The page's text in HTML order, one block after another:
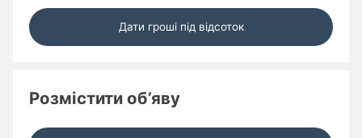
Дати гроші під відсоток
Розмістити об’яву